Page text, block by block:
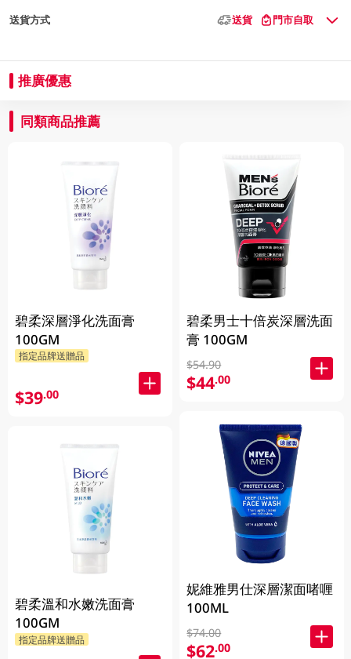
送貨方式 送貨 門市自取
推廣優惠
同類商品推薦
碧柔深層淨化洗面膏
100GM
指定品牌送贈品
$39.00
碧柔溫和水嫩洗面膏
100GM
指定品牌送贈品
碧柔男士十倍炭深層洗面
膏 100GM
$54.90
$44.00
妮維雅男仕深層潔面啫喱
100ML
$74.00
$62.00